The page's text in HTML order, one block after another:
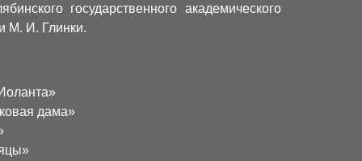
государственного академического
М. И. Глинки.
дама»